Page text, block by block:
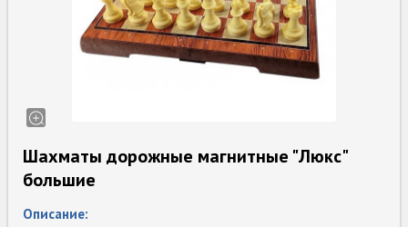
Шахматы дорожные магнитные "Люкс"
большие
Описание: